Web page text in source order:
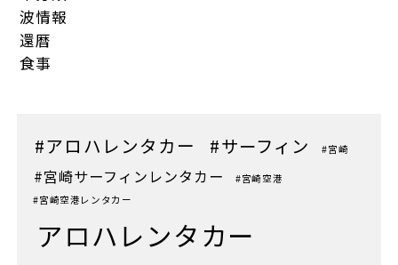
波情報
還暦
食事
#アロハレンタカー #サーフィン #宮崎
#宮崎サーフィンレンタカー
#宮崎空港
#宮崎空港レンタカー
アロハレンタカー